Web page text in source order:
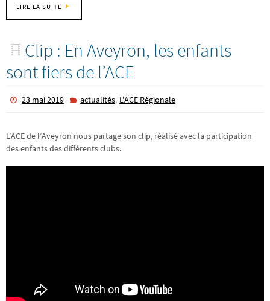
LIRE LA SUITE
Clip : En Aveyron, les enfants
sont fiers de l’ACE
23 mai 2019 actualités, L'ACE Régionale
L’ACE de l’Aveyron nous partage son clip, réalisé avec la participation
des enfants des différents clubs.